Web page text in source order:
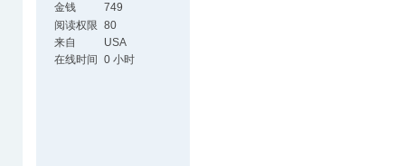
金钱
749
阅读权限 80
来自
USA
在线时间
0 小时